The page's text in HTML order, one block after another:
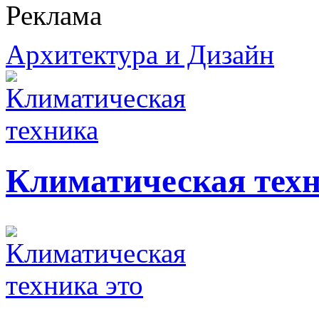
Реклама
Архитектура и Дизайн
Климатическая